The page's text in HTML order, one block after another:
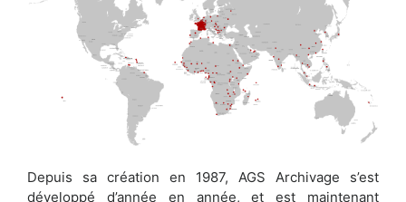
Depuis sa création en 1987, AGS Archivage s’est
développé d’année en année, et est maintenant